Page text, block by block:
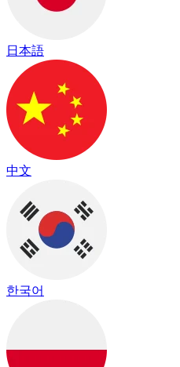
日本語
中文
한국어